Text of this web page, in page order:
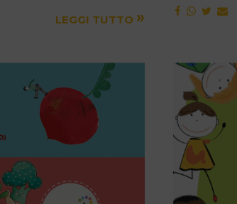
LEGGI TUTTO »